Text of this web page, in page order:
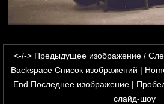
<-/->Предыдущее изображение /
BackspaceСписок изображений |
End Последнее изображение |
слайд-шоу